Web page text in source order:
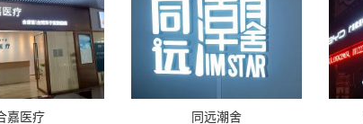
嘉医疗 同远潮舍